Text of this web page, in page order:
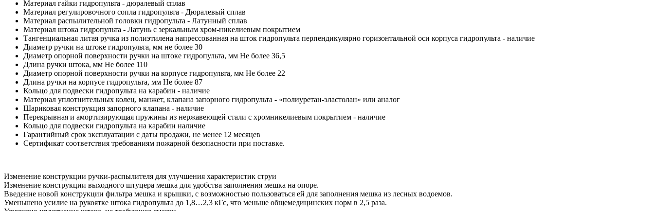
Материал гайки гидропульта - дюралевый сплав
Материал регулировочного сопла гидропульта - Дюралевый сплав
Материал распылительной головки гидропульта - Латунный сплав
Материал штока гидропульта - Латунь с зеркальным хром-никелиевым покрытием
Тангенциальная литая ручка из полиэтилена напрессованная на шток гидропульта перпендикулярно горизонтальной оси корпуса гидропульта - наличие
Диаметр ручки на штоке гидропульта, мм не более 30
Диаметр опорной поверхности ручки на штоке гидропульта, мм Не более 36,5
Длина ручки штока, мм Не более 110
Диаметр опорной поверхности ручки на корпусе гидропульта, мм Не более 22
Длина ручки на корпусе гидропульта, мм Не более 87
Кольцо для подвески гидропульта на карабин - наличие
Материал уплотнительных колец, манжет, клапана запорного гидропульта - «полиуретан-эластолан» или аналог
Шариковая конструкция запорного клапана - наличие
Перекрывная и амортизирующая пружины из нержавеющей стали с хромникелиевым покрытием - наличие
Кольцо для подвески гидропульта на карабин наличие
Гарантийный срок эксплуатации с даты продажи, не менее 12 месяцев
Сертификат соответствия требованиям пожарной безопасности при поставке.
Изменение конструкции ручки-распылителя для улучшения характеристик струи
Изменение конструкции выходного штуцера мешка для удобства заполнения мешка на опоре.
Введение новой конструкции фильтра мешка и крышки, с возможностью пользоваться ей для заполнения мешка из лесных водоемов.
Уменьшено усилие на рукоятке штока гидропульта до 1,8…2,3 кГс, что меньше общемедицинских норм в 2,5 раза.